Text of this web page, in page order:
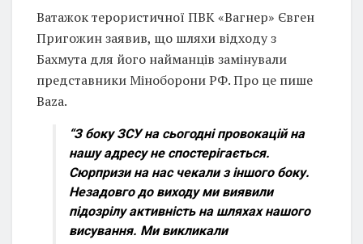
Ватажок терористичної ПВК «Вагнер» Євген
Пригожин заявив, що шляхи відходу з
Бахмута для його найманців замінували
представники Міноборони РФ. Про це пише
Baza.
“З боку ЗСУ на сьогодні провокацій на
нашу адресу не спостерігається.
Сюрпризи на нас чекали з іншого боку.
Незадовго до виходу ми виявили
підозрілу активність на шляхах нашого
висування. Ми викликали